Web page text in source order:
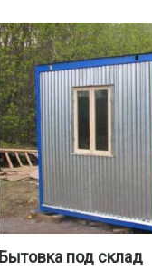
Бытовка под склад